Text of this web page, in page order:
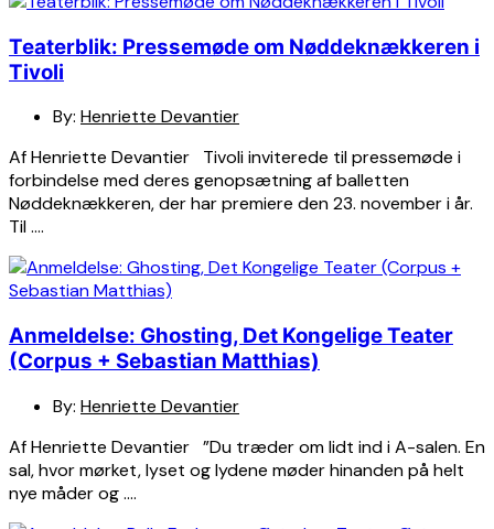
Teaterblik: Pressemøde om Nøddeknækkeren i
Tivoli
By: Henriette Devantier
Af Henriette Devantier Tivoli inviterede til pressemøde i
forbindelse med deres genopsætning af balletten
Nøddeknækkeren, der har premiere den 23. november i år.
Til ….
Anmeldelse: Ghosting, Det Kongelige Teater
(Corpus + Sebastian Matthias)
By: Henriette Devantier
Af Henriette Devantier ”Du træder om lidt ind i A-salen. En
sal, hvor mørket, lyset og lydene møder hinanden på helt
nye måder og ….